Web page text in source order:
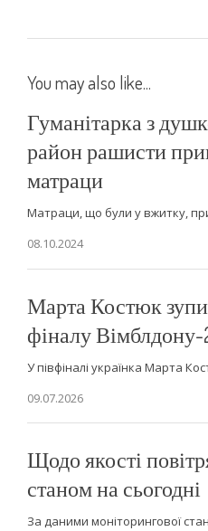
You may also like...
Гуманітарка з
район рашисти
матраци
Матраци, що були у вжитку,
08.10.2024
Марта Костюк
фіналу Вімблдону-
У півфіналі українка Марта
09.07.2026
Щодо якості
станом на сьогодні
За даними моніторингової